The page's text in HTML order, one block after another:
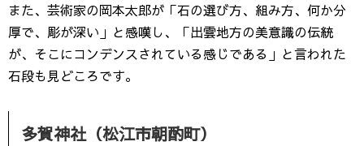
また、芸術家の岡本太郎が「石の選び方、組み方、何か分
厚で、彫が深い」と感嘆し、「出雲地方の美意識の伝統
が、そこにコンデンスされている感じである」と言われた
石段も見どころです。
多賀神社（松江市朝酌町）